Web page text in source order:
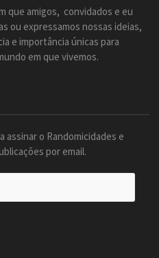
que amigos, convidados e eu
ou expressamos nossas ideias,
e importância únicas para
em que vivemos.
assinar o Randomicidades e
por email.